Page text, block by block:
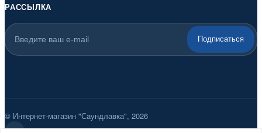
РАССЫЛКА
Подписаться
© Интернет-магазин "Саундлавка", 2026